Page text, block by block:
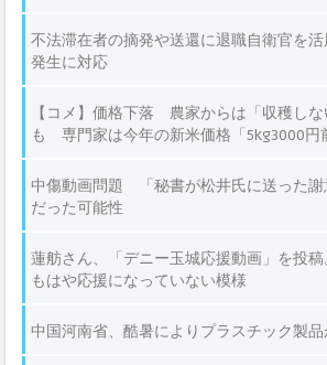
不法滞在者の摘発や送還に退職自衛官を
発生に対応
【コメ】価格下落 農家からは「収穫し
も 専門家は今年の新米価格「5kg3000円
中傷動画問題 「秘書が松井氏に送った謝
だった可能性
蓮舫さん、「デニー玉城応援動画」を投
もはや応援になっていない模様
中国河南省、酷暑によりプラスチック製品